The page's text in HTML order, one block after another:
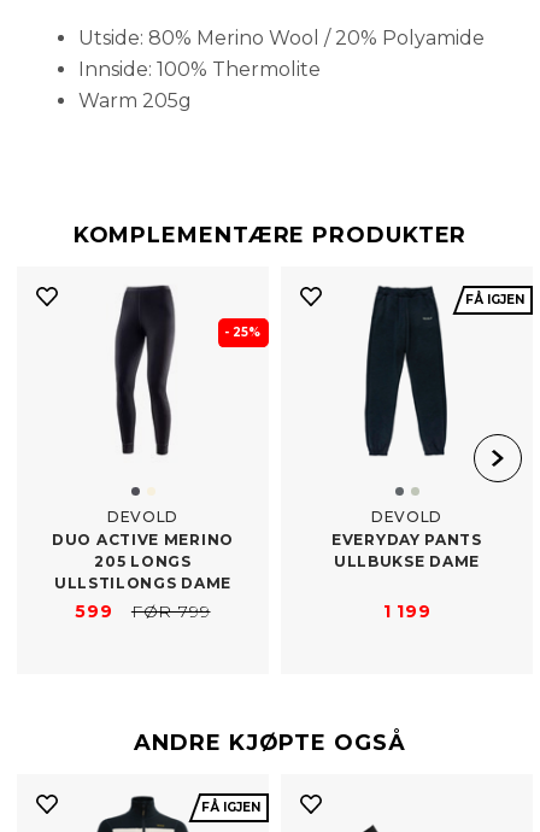
Utside: 80% Merino Wool / 20% Polyamide
Innside: 100% Thermolite
Warm 205g
KOMPLEMENTÆRE PRODUKTER
- 25%
DEVOLD
DUO ACTIVE MERINO
205 LONGS
ULLSTILONGS DAME
599 FØR 799
FÅ IGJEN
DEVOLD
EVERYDAY PANTS
ULLBUKSE DAME
1 199
ANDRE KJØPTE OGSÅ
FÅ IGJEN